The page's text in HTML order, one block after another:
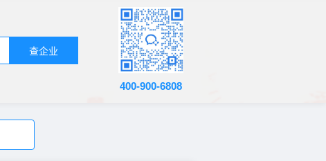
查企业
400-900-6808